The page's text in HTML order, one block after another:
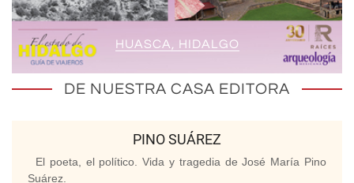
HUASCA, HIDALGO
DE NUESTRA CASA EDITORA
PINO SUÁREZ
El poeta, el político. Vida y tragedia de José María Pino
Suárez.